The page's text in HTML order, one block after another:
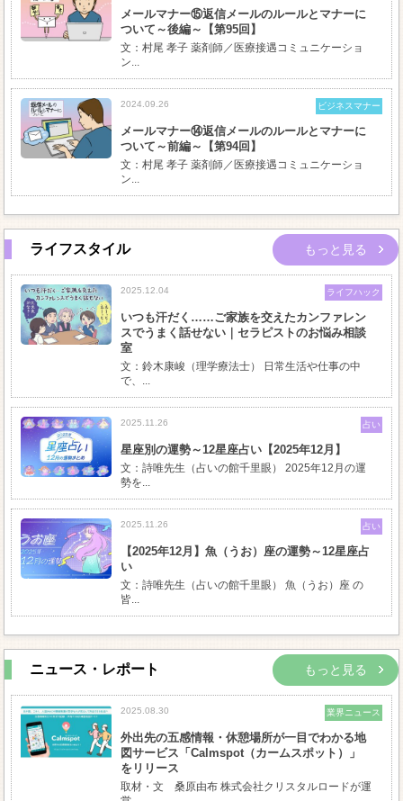
メールマナー⑮返信メールのルールとマナーに
ついて～後編～【第95回】
文：村尾 孝子 薬剤師／医療接遇コミュニケーショ
ン...
2024.09.26 ビジネスマナー
メールマナー⑭返信メールのルールとマナーに
ついて～前編～【第94回】
文：村尾 孝子 薬剤師／医療接遇コミュニケーショ
ン...
ライフスタイル もっと見る
2025.12.04 ライフハック
いつも汗だく……ご家族を交えたカンファレン
スでうまく話せない｜セラピストのお悩み相談
室
文：鈴木康峻（理学療法士） 日常生活や仕事の中
で、...
2025.11.26 占い
星座別の運勢～12星座占い【2025年12月】
文：詩唯先生（占いの館千里眼） 2025年12月の運
勢を...
2025.11.26 占い
【2025年12月】魚（うお）座の運勢～12星座占
い
文：詩唯先生（占いの館千里眼） 魚（うお）座 の
皆...
ニュース・レポート もっと見る
2025.08.30 業界ニュース
外出先の五感情報・休憩場所が一目でわかる地
図サービス「Calmspot（カームスポット）」
をリリース
取材・文 桑原由布 株式会社クリスタルロードが運